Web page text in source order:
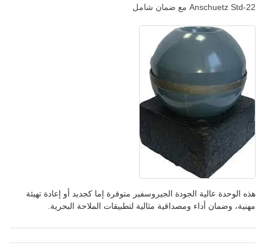
Anschuetz Std-22 مع ضمان شامل
هذه الوحدة عالية الجودة الجيروسفير متوفرة إما كجديد أو إعادة تهيئة
مهنية، وضمان أداء ومصداقية مثالية لتطبيقات الملاحة البحرية.